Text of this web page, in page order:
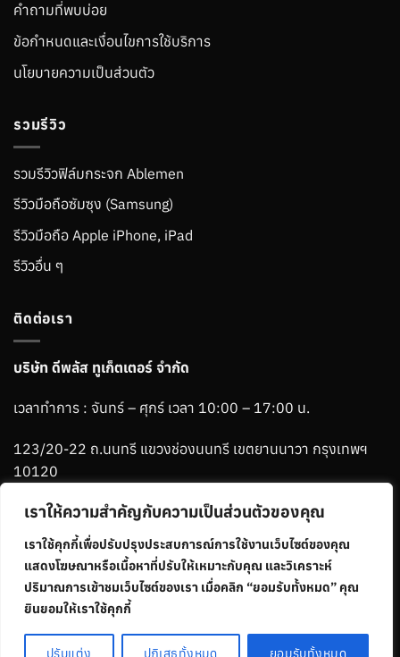
เราให้ความสำคัญกับความเป็นส่วนตัวของคุณ
เราใช้คุกกี้เพื่อปรับปรุงประสบการณ์การใช้งานเว็บไซต์ของคุณ
แสดงโฆษณาหรือเนื้อหาที่ปรับให้เหมาะกับคุณ และวิเคราะห์
ปริมาณการเข้าชมเว็บไซต์ของเรา เมื่อคลิก “ยอมรับทั้งหมด” คุณ
ยินยอมให้เราใช้คุกกี้
ปรับแต่ง ปฏิเสธทั้งหมด ยอมรับทั้งหมด
คำถามที่พบบ่อย
ข้อกำหนดและเงื่อนไขการใช้บริการ
นโยบายความเป็นส่วนตัว
รวมรีวิว
รวมรีวิวฟิล์มกระจก Ablemen
รีวิวมือถือซัมซุง (Samsung)
รีวิวมือถือ Apple iPhone, iPad
รีวิวอื่น ๆ
ติดต่อเรา
บริษัท ดีพลัส ทูเก็ตเตอร์ จำกัด
เวลาทำการ : จันทร์ – ศุกร์ เวลา 10:00 – 17:00 น.
123/20-22 ถ.นนทรี แขวงช่องนนทรี เขตยานนาวา กรุงเทพฯ
10120
Phone :06-1265-2784
Line :@ablemenbrand
Visa MasterCardCredit